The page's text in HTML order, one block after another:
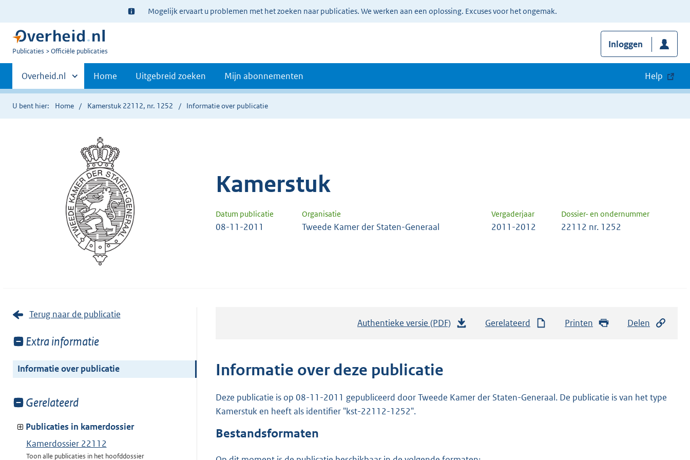
Ter
informatie:
Mogelijk ervaart u problemen met het zoeken naar publicaties. We werken aan een oplossing. Excuses voor het ongemak.
U
Publicaties Officiële publicaties
Inloggen
Primaire
navigatie
Andere
sites
binnen
Overheid.nl Home Uitgebreid zoeken Mijn abonnementen Help
U bent hier: Home Kamerstuk 22112, nr. 1252 Informatie over publicatie
Kamerstuk
Datum publicatie Organisatie Vergaderjaar Dossier- en ondernummer
08-11-2011 Tweede Kamer der Staten-Generaal 2011-2012 22112 nr. 1252
Terug naar de publicatie
Toon
van:
Extra informatie
Informatie over publicatie
Toon
van:
Gerelateerd
Publicaties in kamerdossier
Kamerdossier 22112
Toon alle publicaties in het hoofddossier
Authentieke versie (PDF)
n
Gerelateerd Printen Delen
Informatie over deze publicatie
Deze publicatie is op 08-11-2011 gepubliceerd door Tweede Kamer der Staten-Generaal. De publicatie is van het type
Kamerstuk en heeft als identifier "kst-22112-1252".
Bestandsformaten